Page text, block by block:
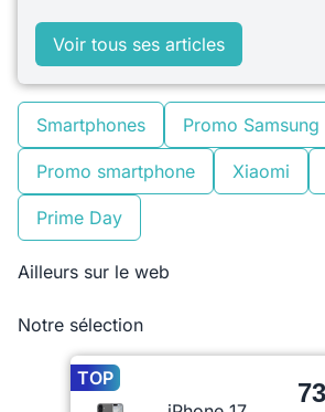
Voir tous ses articles
Smartphones Promo Samsung
Promo smartphone Xiaomi
Prime Day
Ailleurs sur le web
Notre sélection
TOP